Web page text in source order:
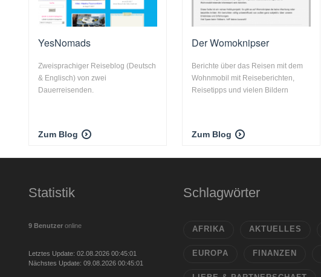
YesNomads
Zweisprachiger Reiseblog (Deutsch
& Englisch) von zwei
Dauerreisenden.
Zum Blog
Der Womoknipser
Berichte über das Reisen mit dem
Wohnmobil mit Reiseberichten,
Reisetipps und vielen Bildern
Zum Blog
Statistik
9 Benutzer online
Letztes Update: 02.08.2026 00:45:01
Nächstes Update: 09.08.2026 00:45:01
Schlagwörter
AFRIKA AKTUELLES
EUROPA FINANZEN